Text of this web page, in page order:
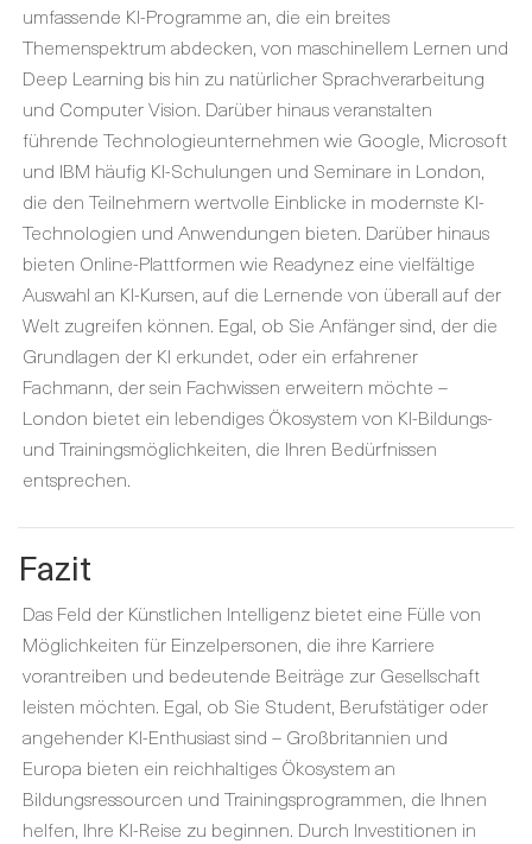
umfassende KI-Programme an, die ein breites
Themenspektrum abdecken, von maschinellem Lernen und
Deep Learning bis hin zu natürlicher Sprachverarbeitung
und Computer Vision. Darüber hinaus veranstalten
führende Technologieunternehmen wie Google, Microsoft
und IBM häufig KI-Schulungen und Seminare in London,
die den Teilnehmern wertvolle Einblicke in modernste KI-
Technologien und Anwendungen bieten. Darüber hinaus
bieten Online-Plattformen wie Readynez eine vielfältige
Auswahl an KI-Kursen, auf die Lernende von überall auf der
Welt zugreifen können. Egal, ob Sie Anfänger sind, der die
Grundlagen der KI erkundet, oder ein erfahrener
Fachmann, der sein Fachwissen erweitern möchte –
London bietet ein lebendiges Ökosystem von KI-Bildungs-
und Trainingsmöglichkeiten, die Ihren Bedürfnissen
entsprechen.
Fazit
Das Feld der Künstlichen Intelligenz bietet eine Fülle von
Möglichkeiten für Einzelpersonen, die ihre Karriere
vorantreiben und bedeutende Beiträge zur Gesellschaft
leisten möchten. Egal, ob Sie Student, Berufstätiger oder
angehender KI-Enthusiast sind – Großbritannien und
Europa bieten ein reichhaltiges Ökosystem an
Bildungsressourcen und Trainingsprogrammen, die Ihnen
helfen, Ihre KI-Reise zu beginnen. Durch Investitionen in